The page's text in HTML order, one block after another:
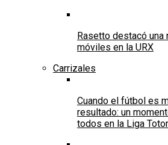
Rasetto destacó una
móviles en la URX
Carrizales
Cuando el fútbol es
resultado: un
todos en la Liga